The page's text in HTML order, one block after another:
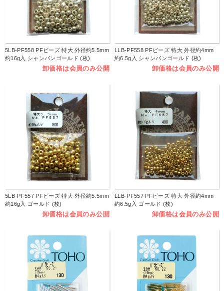
5LB-PF558 PFビーズ 特大 外径約5.5mm
約16g入 シャンパンゴールド (枚)
卸価格は会員のみ公開
LLB-PF558 PFビーズ 特大 外径約4mm
約6.5g入 シャンパンゴールド (枚)
卸価格は会員のみ公開
5LB-PF557 PFビーズ 特大 外径約5.5mm
約16g入 ゴールド (枚)
卸価格は会員のみ公開
LLB-PF557 PFビーズ 特大 外径約4mm
約6.5g入 ゴールド (枚)
卸価格は会員のみ公開